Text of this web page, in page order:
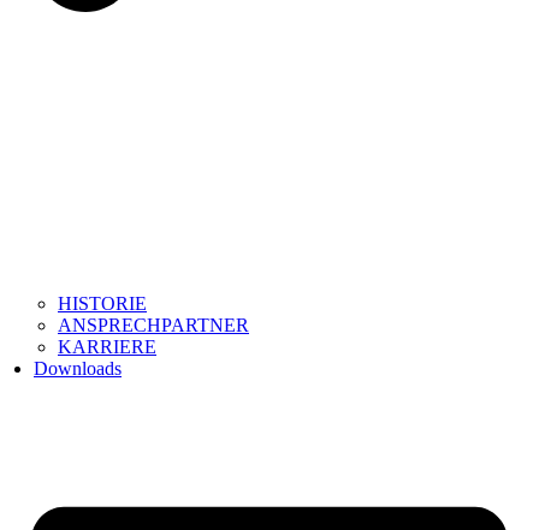
HISTORIE
ANSPRECHPARTNER
KARRIERE
Downloads